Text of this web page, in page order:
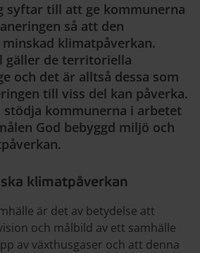
syftar till att ge kommunerna
så att den
klimatpåverkan.
gäller de territoriella
och det är alltså dessa som
till viss del kan påverka.
stödja kommunerna i arbetet
God bebyggd miljö och
klimatpåverkan
är det av betydelse att
och målbild av ett samhälle
av växthusgaser och att denna